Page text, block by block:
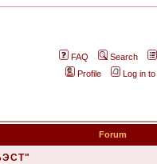
FAQ
Search
Profile
Log in
Forum